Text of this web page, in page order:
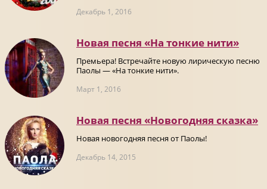
Декабрь 1, 2016
Новая песня «На тонкие нити»
Премьера! Встречайте новую лирическую песню
Паолы — «На тонкие нити».
Март 1, 2016
Новая песня «Новогодняя сказка»
Новая новогодняя песня от Паолы!
Декабрь 14, 2015